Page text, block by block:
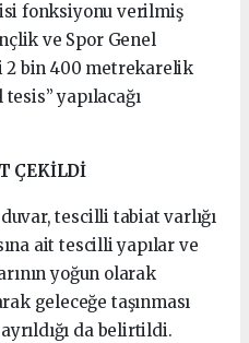
fonksiyonu verilmiş
ve Spor Genel
bin 400 metrekarelik
yapılacağı
ÇEKİLDİ
tescilli tabiat varlığı
ait tescilli yapılar ve
yoğun olarak
geleceğe taşınması
da belirtildi.